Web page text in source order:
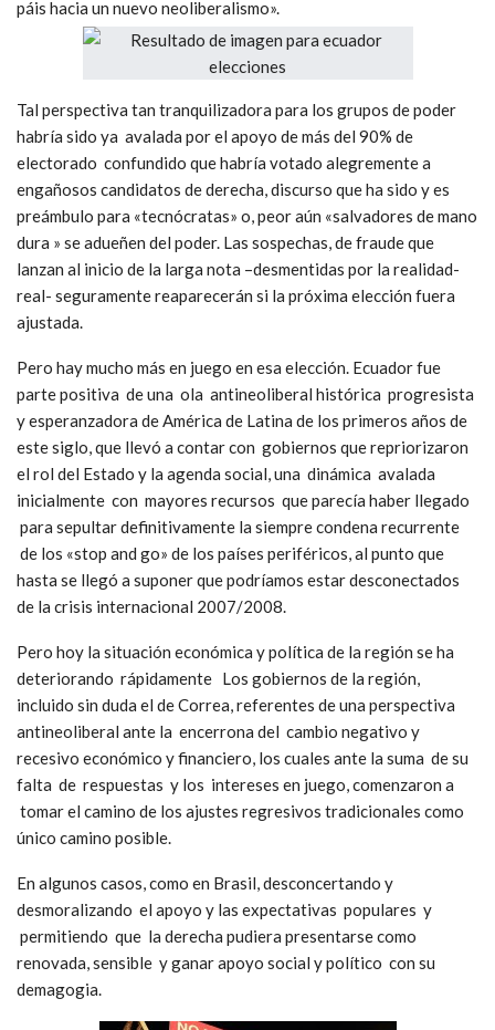
que por ende, el resultado de la segunda ronda sería indiferente
para los sectores populares y las corrientes de izquierda,
anticipando la conveniencia de la prescindencia en la disputa
Se hacen eco de lo mismo que quiere imponer la derecha
nacional e internacional, que una derrota del correísmo es
demostración que se ha cerrado el período del «populismo
latinoamericano», que en realidad no hay ninguna disputa
política y social en juego, sino una riña personal y egoísta de
«dos grupos de poder que se disputan la batuta para llevar al
páis hacia un nuevo neoliberalismo».
Tal perspectiva tan tranquilizadora para los grupos de poder
habría sido ya avalada por el apoyo de más del 90% de
electorado confundido que habría votado alegremente a
engañosos candidatos de derecha, discurso que ha sido y es
preámbulo para «tecnócratas» o, peor aún «salvadores de mano
dura » se adueñen del poder. Las sospechas, de fraude que
lanzan al inicio de la larga nota –desmentidas por la realidad-
real- seguramente reaparecerán si la próxima elección fuera
ajustada.
Pero hay mucho más en juego en esa elección. Ecuador fue
parte positiva de una ola antineoliberal histórica progresista
y esperanzadora de América de Latina de los primeros años de
este siglo, que llevó a contar con gobiernos que repriorizaron
el rol del Estado y la agenda social, una dinámica avalada
inicialmente con mayores recursos que parecía haber llegado
para sepultar definitivamente la siempre condena recurrente
de los «stop and go» de los países periféricos, al punto que
de la crisis internacional 2007/2008.
Pero hoy la situación económica y política de la región se ha
deteriorando rápidamente Los gobiernos de la región,
incluido sin duda el de Correa, referentes de una perspectiva
antineoliberal ante la encerrona del cambio negativo y